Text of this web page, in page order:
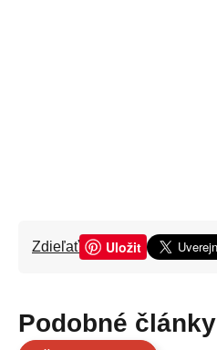
Zdieľať Uložit
Podobné články